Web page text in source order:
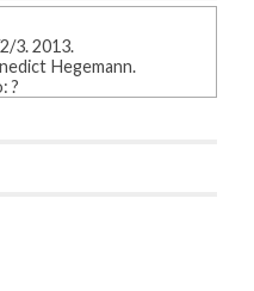
3. 2013.
Hegemann.
?